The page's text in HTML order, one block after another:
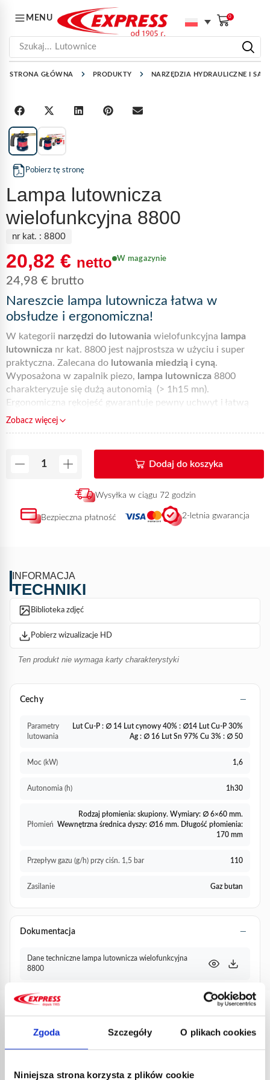
Zgoda Szczegóły O plikach cookies
Niniejsza strona korzysta z plików cookie
MENU 0
Szukaj... Lutownice
STRONA GŁÓWNA PRODUKTY NARZĘDZIA HYDRAULICZNE I
Pobierz tę stronę
Lampa lutownicza
wielofunkcyjna 8800
nr kat. : 8800
20,82 € netto
24,98 € brutto
W magazynie
Nareszcie lampa lutownicza łatwa w
obsłudze i ergonomiczna!
W kategorii narzędzi do lutowania wielofunkcyjna lampa
lutownicza nr kat. 8800 jest najprostsza w użyciu i super
praktyczna. Zalecana do lutowania miedzią i cyną.
Wyposażona w zapalnik piezo, lampa lutownicza 8800
charakteryzuje się dużą autonomią (> 1h15 mn).
Ergonomiczna rękojeść gwarantuje pewny uchwyt i łatwą
manipulację. Podobnie jak
Zachęcamy do zasięgnięcia dodatkowych informacji o
pobrania dokumentacji techniczej - zakładka poniżej.
referencja może zostać dostarczona w ciągu 72 godzin od
otrzymania płatności.
Zobacz więcej
Dodaj do koszyka
Wysyłka w ciągu 72 godzin
Bezpieczna płatność 2-letnia gwarancja
INFORMACJA
TECHNIKI
Biblioteka zdjęć
Pobierz wizualizacje HD
Ten produkt nie wymaga karty charakterystyki
Cechy
Parametry
lutowania
Lut Cu-P : ∅ 14 Lut cynowy 40% : ∅14 Lut Cu-P 30%
Ag : ∅ 16 Lut Sn 97% Cu 3% : ∅ 50
Moc (kW) 1,6
Autonomia (h) 1h30
Płomień
Rodzaj płomienia: skupiony. Wymiary: ∅ 6×60 mm.
Wewnętrzna średnica dyszy: ∅16 mm. Długość płomienia:
170 mm
Przepływ gazu (g/h) przy ciśn. 1,5 bar 110
Zasilanie Gaz butan
Dokumentacja
Dane techniczne lampa lutownicza wielofunkcyjna
8800
PRODUKTY
POWIĄZANE